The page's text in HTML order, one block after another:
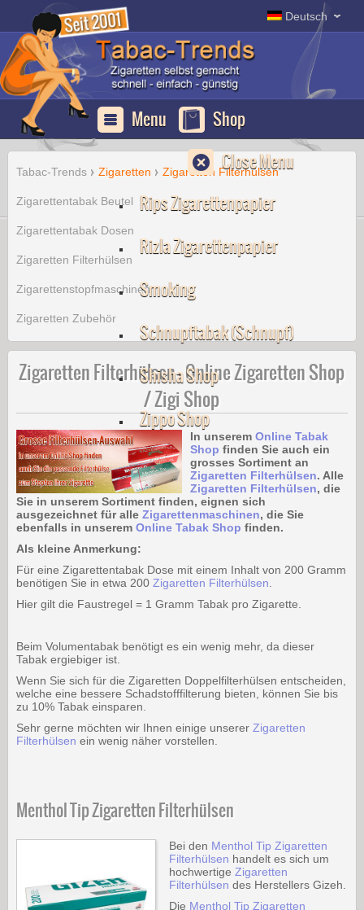
Apotheke
Deutschland
Deutsch
Menu
Shop
Close Menu
Rips Zigarettenpapier
Rizla Zigarettenpapier
Smoking
Schnupftabak (Schnupf)
Shisha Shop
Zippo Shop
Tabac-Trends Zigaretten Zigaretten Filterhülsen
Zigarettentabak Beutel
Zigarettentabak Dosen
Zigaretten Filterhülsen
Zigarettenstopfmaschinen
Zigaretten Zubehör
Zigaretten Filterhülsen – Online Zigaretten Shop
/ Zigi Shop
In unserem Online Tabak
Shop finden Sie auch ein
grosses Sortiment an
Zigaretten Filterhülsen. Alle
Zigaretten Filterhülsen, die
Sie in unserem Sortiment finden, eignen sich
ausgezeichnet für alle Zigarettenmaschinen, die Sie
ebenfalls in unserem Online Tabak Shop finden.
Als kleine Anmerkung:
Für eine Zigarettentabak Dose mit einem Inhalt von 200 Gramm
benötigen Sie in etwa 200 Zigaretten Filterhülsen
Hier gilt die Faustregel = 1 Gramm Tabak pro Zigarette.
Beim Volumentabak benötigt es ein wenig mehr, da dieser
Tabak ergiebiger ist.
Wenn Sie sich für die Zigaretten Doppelfilterhülsen entscheiden,
welche eine bessere Schadstofffilterung bieten, können Sie bis
zu 10% Tabak einsparen.
Sehr gerne möchten wir Ihnen einige unserer Zigaretten
Filterhülsen ein wenig näher vorstellen.
Menthol Tip Zigaretten Filterhülsen
Bei den Menthol Tip Zigaretten
Filterhülsen handelt es sich um
hochwertige Zigaretten
Filterhülsen des Herstellers Gizeh.
Die Menthol Tip Zigaretten